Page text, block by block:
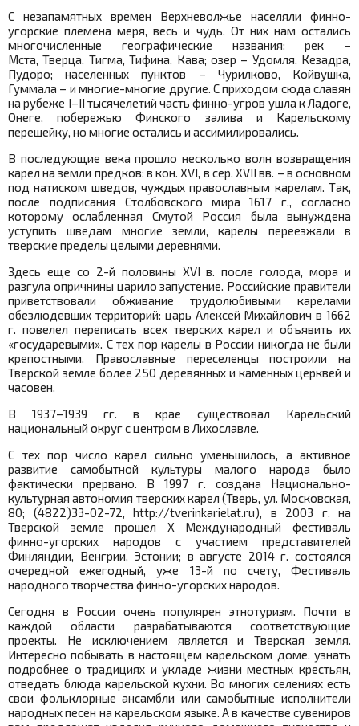
С незапамятных времен Верхневолжье населяли финно-
угорские племена меря, весь и чудь. От них нам остались
многочисленные географические названия: рек –
Мста, Тверца, Тигма, Тифина, Кава; озер – Удомля, Кезадра,
Пудоро; населенных пунктов – Чурилково, Койвушка,
Гуммала – и многие-многие другие. С приходом сюда славян
на рубеже I–II тысячелетий часть финно-угров ушла к Ладоге,
Онеге, побережью Финского залива и Карельскому
перешейку, но многие остались и ассимилировались.
В последующие века прошло несколько волн возвращения
карел на земли предков: в кон. XVI, в сер. XVII вв. – в основном
под натиском шведов, чуждых православным карелам. Так,
после подписания Столбовского мира 1617 г., согласно
которому ослабленная Смутой Россия была вынуждена
уступить шведам многие земли, карелы переезжали в
тверские пределы целыми деревнями.
Здесь еще со 2-й половины XVI в. после голода, мора и
разгула опричнины царило запустение. Российские правители
приветствовали обживание трудолюбивыми карелами
обезлюдевших территорий: царь Алексей Михайлович в 1662
г. повелел переписать всех тверских карел и объявить их
«государевыми». С тех пор карелы в России никогда не были
крепостными. Православные переселенцы построили на
Тверской земле более 250 деревянных и каменных церквей и
часовен.
В 1937–1939 гг. в крае существовал Карельский
национальный округ с центром в Лихославле.
С тех пор число карел сильно уменьшилось, а активное
развитие самобытной культуры малого народа было
фактически прервано. В 1997 г. создана Национально-
культурная автономия тверских карел (Тверь, ул. Московская,
80; (4822)33-02-72, http://tverinkarielat.ru), в 2003 г. на
Тверской земле прошел X Международный фестиваль
финно-угорских народов с участием представителей
Финляндии, Венгрии, Эстонии; в августе 2014 г. состоялся
очередной ежегодный, уже 13-й по счету, Фестиваль
народного творчества финно-угорских народов.
Сегодня в России очень популярен этнотуризм. Почти в
каждой области разрабатываются соответствующие
проекты. Не исключением является и Тверская земля.
Интересно побывать в настоящем карельском доме, узнать
подробнее о традициях и укладе жизни местных крестьян,
отведать блюда карельской кухни. Во многих селениях есть
свои фольклорные ансамбли или самобытные исполнители
народных песен на карельском языке. А в качестве сувениров